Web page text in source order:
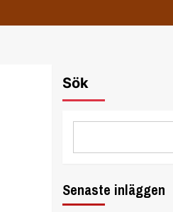
Sök
Senaste inläggen